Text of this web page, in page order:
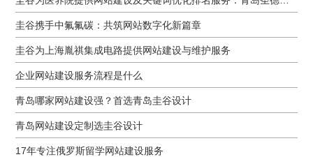
圭谷携手中氟氟碳：共筑网站数字化新篇章
圭谷为上海胤祺集成电路提供网站建设与维护服务
企业网站建设服务流程是什么
青岛哪家网站建设强？首选青岛圭谷设计
青岛网站建设定制选圭谷设计
17年专注俄罗斯留学网站建设服务